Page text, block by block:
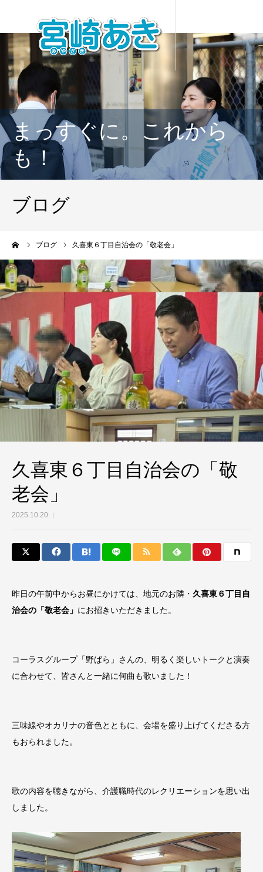
まっすぐに。これから
も！
ブログ
ブログ 久喜東６丁目自治会の「敬老会」
久喜東６丁目自治会の「敬
老会」
2025.10.20
昨日の午前中からお昼にかけては、地元のお隣・ 久喜東６丁目自
治会の「敬老会」 にお招きいただきました。
コーラスグループ「野ばら」さんの、明るく楽しいトークと演奏
に合わせて、皆さんと一緒に何曲も歌いました！
三味線やオカリナの音色とともに、会場を盛り上げてくださる方
もおられました。
歌の内容を聴きながら、介護職時代のレクリエーションを思い出
しました。